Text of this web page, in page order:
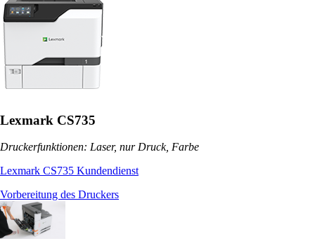
Lexmark CS735
Druckerfunktionen: Laser, nur Druck, Farbe
Lexmark CS735 Kundendienst
Vorbereitung des Druckers